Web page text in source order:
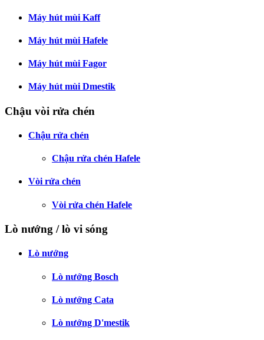
Máy hút mùi Kaff
Máy hút mùi Hafele
Máy hút mùi Fagor
Máy hút mùi Dmestik
Chậu vòi rửa chén
Chậu rửa chén
Chậu rửa chén Hafele
Vòi rửa chén
Vòi rửa chén Hafele
Lò nướng / lò vi sóng
Lò nướng
Lò nướng Bosch
Lò nướng Cata
Lò nướng D'mestik